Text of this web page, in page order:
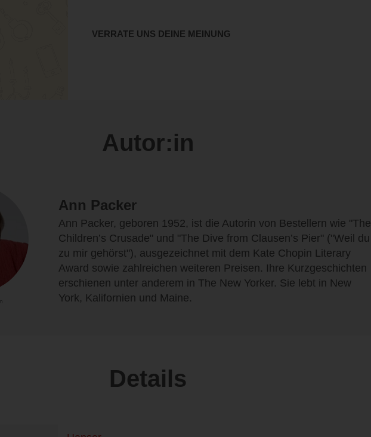
VERRATE UNS DEINE MEINUNG
Autor:in
Ann Packer
Ann Packer, geboren 1952, ist die Autorin von Bestellern wie "The
Children’s Crusade" und "The Dive from Clausen’s Pier" ("Weil du
zu mir gehörst"), ausgezeichnet mit dem Kate Chopin Literary
Award sowie zahlreichen weiteren Preisen. Ihre Kurzgeschichten
erschienen unter anderem in The New Yorker. Sie lebt in New
York, Kalifornien und Maine.
Details